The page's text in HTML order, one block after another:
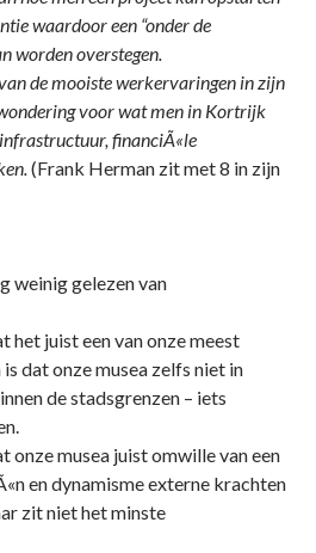
waardoor een “onder de
worden overstegen.
de mooiste werkervaringen in zijn
voor wat men in Kortrijk
financiÃ«le
(Frank Herman zit met 8 in zijn
weinig gelezen van
het juist een van onze meest
dat onze musea zelfs niet in
de stadsgrenzen – iets
onze musea juist omwille van een
en dynamisme externe krachten
zit niet het minste